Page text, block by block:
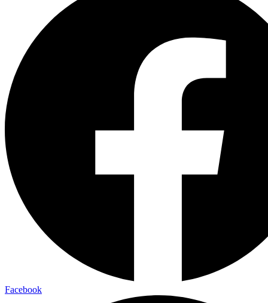
Facebook